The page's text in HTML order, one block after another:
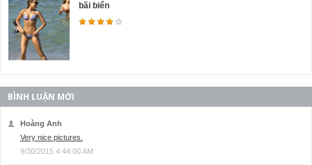
bãi biển
BÌNH LUẬN MỚI
Hoàng Anh
Very nice pictures.
9/30/2015 4:44:00 AM